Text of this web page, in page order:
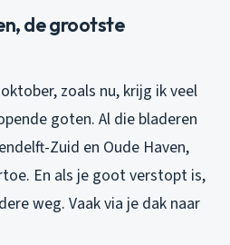
de grootste
zoals nu, krijg ik veel
goten. Al die bladeren
Zuid en Oude Haven,
En als je goot verstopt is,
weg. Vaak via je dak naar